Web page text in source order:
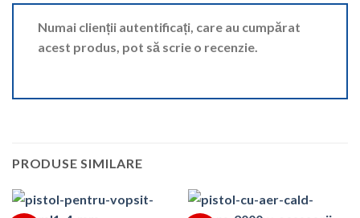
Numai clienții autentificați, care au cumpărat
acest produs, pot să scrie o recenzie.
PRODUSE SIMILARE